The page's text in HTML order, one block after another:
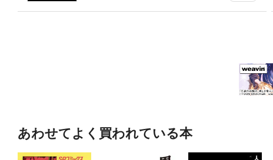
あわせてよく買われている本